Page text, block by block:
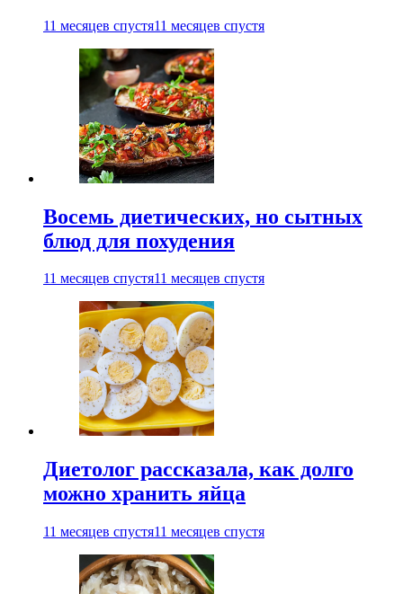
11 месяцев спустя11 месяцев спустя
Восемь диетических, но сытных
блюд для похудения
11 месяцев спустя11 месяцев спустя
Диетолог рассказала, как долго
можно хранить яйца
11 месяцев спустя11 месяцев спустя